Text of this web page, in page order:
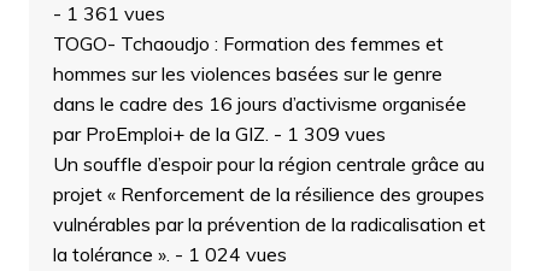
- 1 361 vues
TOGO- Tchaoudjo : Formation des femmes et
hommes sur les violences basées sur le genre
dans le cadre des 16 jours d’activisme organisée
par ProEmploi+ de la GIZ. - 1 309 vues
Un souffle d’espoir pour la région centrale grâce au
projet « Renforcement de la résilience des groupes
vulnérables par la prévention de la radicalisation et
la tolérance ». - 1 024 vues